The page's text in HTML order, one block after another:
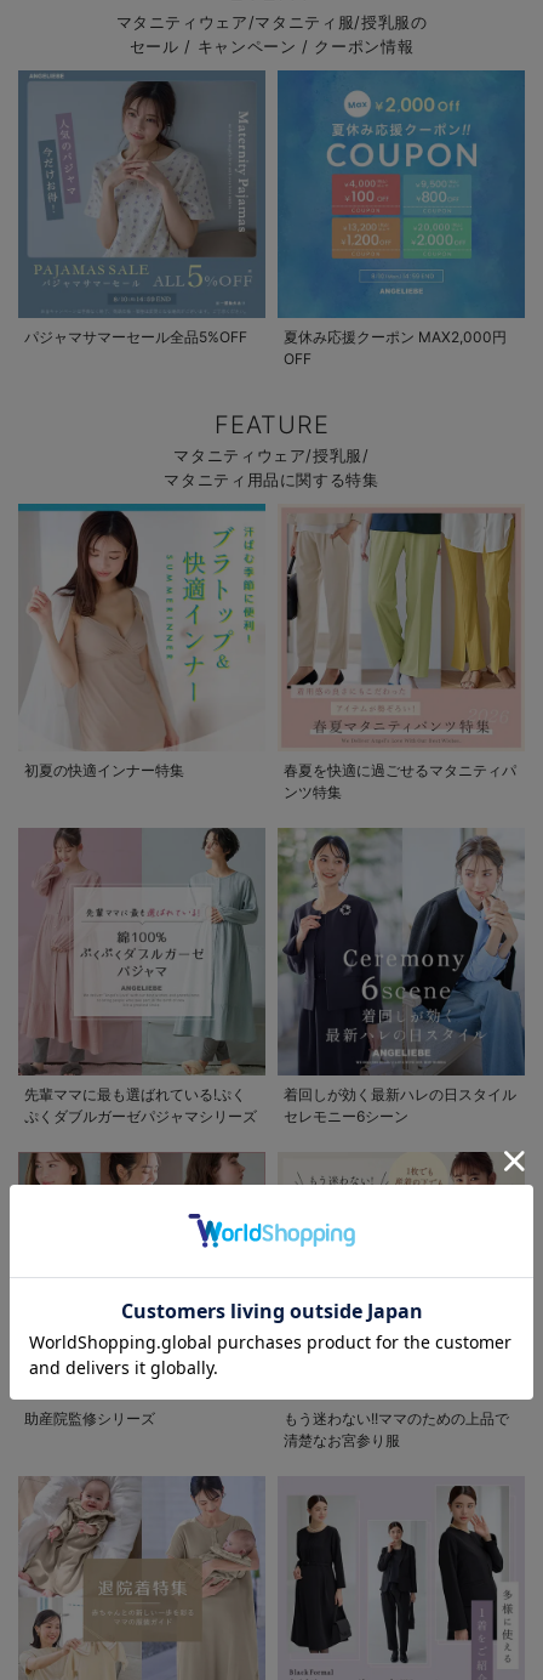
お気に入り商品を確認する
マタニティウェア/マタニティ服/授乳服の
セール / キャンペーン / クーポン情報
パジャマサマーセール全品5%OFF
夏休み応援クーポン MAX2,000円
OFF
FEATURE
マタニティウェア/授乳服/
マタニティ用品に関する特集
初夏の快適インナー特集
春夏を快適に過ごせるマタニティパ
ンツ特集
先輩ママに最も選ばれている!ぷく
ぷくダブルガーゼパジャマシリーズ
着回しが効く最新ハレの日スタイル
セレモニー6シーン
助産院監修シリーズ
もう迷わない!!ママのための上品で
清楚なお宮参り服